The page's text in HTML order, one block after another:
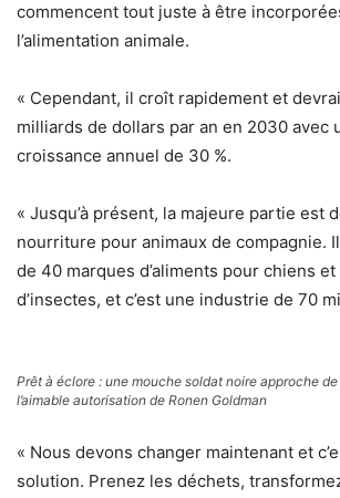
commencent tout juste à être
l’alimentation animale.
« Cependant, il croît rapidement et
milliards de dollars par an en 2030 avec
croissance annuel de 30 %.
« Jusqu’à présent, la majeure partie est
nourriture pour animaux de compagnie.
de 40 marques d’aliments pour chiens et
d’insectes, et c’est une industrie de 70
Prêt à éclore : une mouche soldat noire approche
l’aimable autorisation de Ronen Goldman
« Nous devons changer maintenant et
solution. Prenez les déchets,